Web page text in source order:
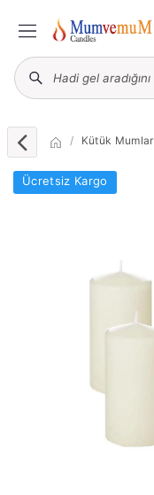
Kütük Mumlar
Ücretsiz Kargo